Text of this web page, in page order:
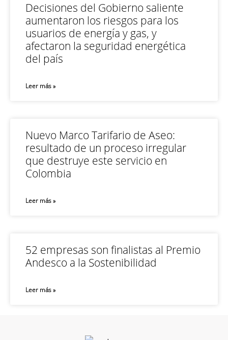
Decisiones del Gobierno saliente
aumentaron los riesgos para los
usuarios de energía y gas, y
afectaron la seguridad energética
del país
Leer más »
Nuevo Marco Tarifario de Aseo:
resultado de un proceso irregular
que destruye este servicio en
Colombia
Leer más »
52 empresas son finalistas al Premio
Andesco a la Sostenibilidad
Leer más »